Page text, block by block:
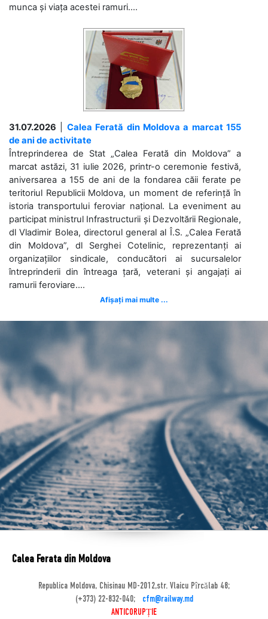
munca și viața acestei ramuri....
31.07.2026
Calea Ferată din Moldova a marcat 155
de ani de activitate
Întreprinderea de Stat „Calea Ferată din Moldova” a
marcat astăzi, 31 iulie 2026, printr-o ceremonie festivă,
aniversarea a 155 de ani de la fondarea căii ferate pe
teritoriul Republicii Moldova, un moment de referință în
istoria transportului feroviar național. La eveniment au
participat ministrul Infrastructurii și Dezvoltării Regionale,
dl Vladimir Bolea, directorul general al Î.S. „Calea Ferată
din Moldova”, dl Serghei Cotelinic, reprezentanți ai
organizațiilor sindicale, conducători ai sucursalelor
întreprinderii din întreaga țară, veterani și angajați ai
ramurii feroviare....
Afișați mai multe ...
Calea Ferata din Moldova
Republica Moldova, Chisinau MD-2012,str. Vlaicu Pîrcălab 48;
(+373) 22-832-040;
cfm@railway.md
ANTICORUPȚIE